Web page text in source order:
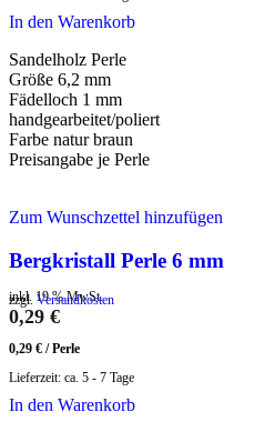
In den Warenkorb
Sandelholz Perle
Größe 6,2 mm
Fädelloch 1 mm
handgearbeitet/poliert
Farbe natur braun
Preisangabe je Perle
Zum Wunschzettel hinzufügen
Bergkristall Perle 6 mm
inkl. 19 % MwSt.
zzgl. Versandkosten
0,29 €
0,29 € /Perle
Lieferzeit: ca. 5 - 7 Tage
In den Warenkorb